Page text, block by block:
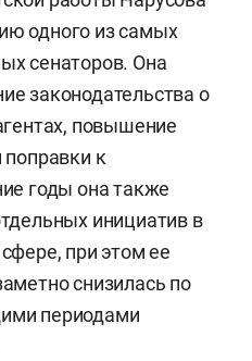
одного из самых
сенаторов. Она
законодательства о
повышение
поправки к
годы она также
инициатив в
при этом ее
снизилась по
периодами